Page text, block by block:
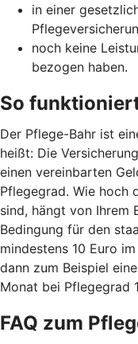
in einer
noch keine
bezogen haben.
So
Der Pflege-Bahr ist
heißt: Die
einen vereinbarten
Pflegegrad. Wie hoch
sind, hängt von Ihrem
Bedingung für den
mindestens 10 Euro
dann zum Beispiel
Monat bei Pflegegrad
FAQ zum